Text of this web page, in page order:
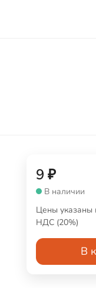
9 ₽
В наличии
Цены указаны
НДС (20%)
В